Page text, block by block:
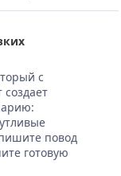
с
повод
готовую